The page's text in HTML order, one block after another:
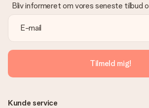
passende løsning.
Er fakturaen sendt sammen med ordren?
Ingen faktura sendes med din ordre. Du
fakturaen i bekræftelsesemailen, og du
MySurprise-konto. Det betyder at du kan
direkte til modtageren, hvilket gør det til en
overraskelse!
Bliv informeret om vores seneste tilbud
Tilmeld mig!
Kunde service